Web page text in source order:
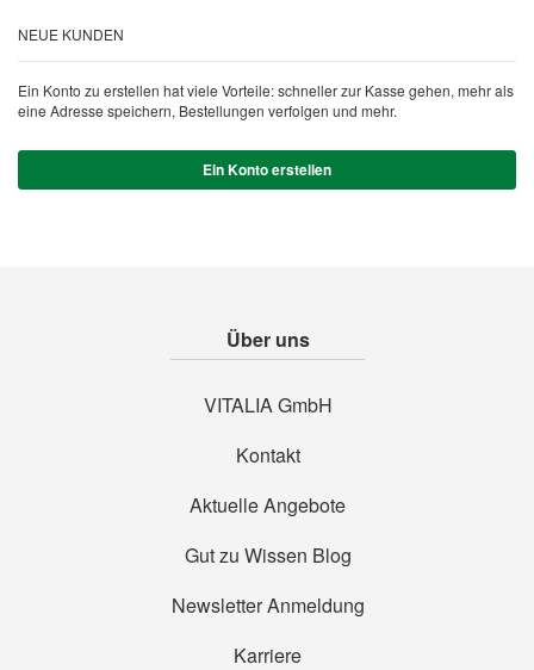
NEUE KUNDEN
Ein Konto zu erstellen hat viele Vorteile: schneller zur Kasse gehen, mehr als
eine Adresse speichern, Bestellungen verfolgen und mehr.
Ein Konto erstellen
Über uns
VITALIA GmbH
Kontakt
Aktuelle Angebote
Gut zu Wissen Blog
Newsletter Anmeldung
Karriere